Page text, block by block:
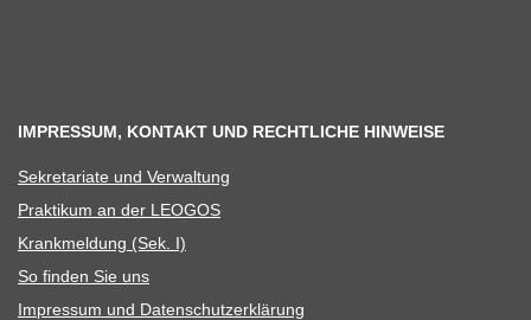
IMPRESSUM, KONTAKT UND RECHTLICHE HINWEISE
Sekre­ta­riate und Verwaltung
Prak­ti­kum an der LEOGOS
Krank­mel­dung (Sek. I)
So fin­den Sie uns
Impres­sum und Datenschutzerklärung